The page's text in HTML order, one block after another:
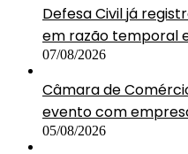
Defesa Civil já
em razão temporal
07/08/2026
Câmara de
evento com
05/08/2026